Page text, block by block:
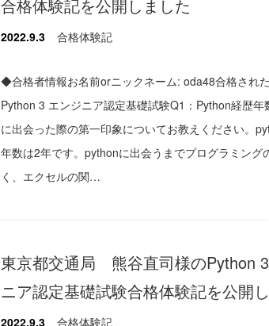
合格体験記を公開しました
2022.9.3 合格体験記
◆合格者情報お名前orニックネーム: oda48合格され
Python 3 エンジニア認定基礎試験Q1：Python経歴年
に出会った際の第一印象についてお教えください。
年数は2年です。pythonに出会うまでプログラミング
く、エクセルの関…
東京都交通局 熊谷直司様のPython
ニア認定基礎試験合格体験記を公開
2022.9.3 合格体験記